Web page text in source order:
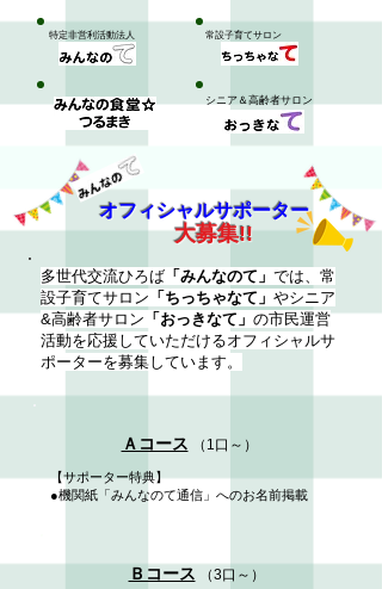
特定非営利活動法人 ​常設子育てサロン
​シニア＆高齢者サロン
オフィシャルサポーター
大募集!!
多世代交流ひろば 「みんなのて」 では、常
設子育てサロン 「ちっちゃなて」 やシニア
&高齢者サロン 「おっきなて」 の市民運営
活動を応援していただけるオフィシャルサ
ポーターを募集しています。
Ａコース （1口～）
【サポーター特典】
●機関紙「みんなのて通信」へのお名前掲載
Ｂコース （3口～）